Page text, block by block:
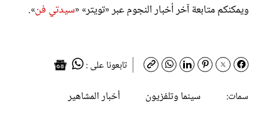
ويمكنكم متابعة آخر أخبار النجوم عبر «تويتر» «سيدتي فن».
تابعونا على :
سمات:
سينما وتلفزيون
أخبار المشاهير